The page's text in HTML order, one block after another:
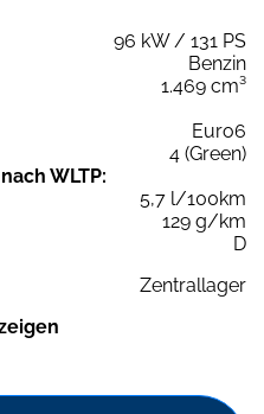
96 kW / 131 PS
Benzin
1.469 cm³
Euro6
4 (Green)
WLTP:
5,7 l/100km
129 g/km
D
Zentrallager